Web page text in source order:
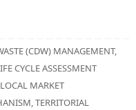
(CDW) MANAGEMENT,
CYCLE ASSESSMENT
LOCAL MARKET
,TERRITORIAL